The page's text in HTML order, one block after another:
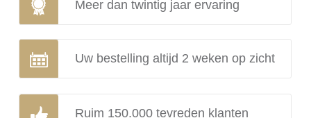
Meer dan twintig jaar ervaring
Uw bestelling altijd 2 weken op zicht
Ruim 150.000 tevreden klanten